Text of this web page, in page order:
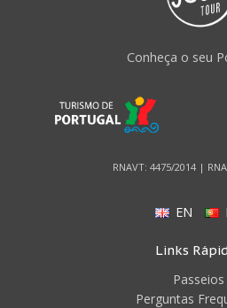
Conheça o seu
RNAVT: 4475/2014 |
EN
Links
Passeios
Perguntas